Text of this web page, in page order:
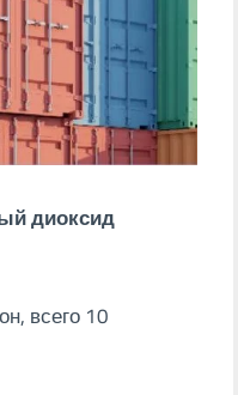
диоксид
всего 10